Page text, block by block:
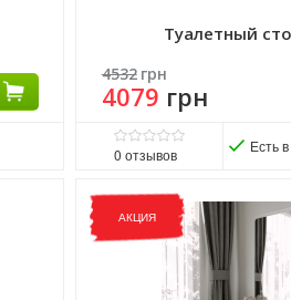
Туалетный
4532 грн
4079 грн
0 отзывов Есть
Матеріал фасаду:
Виробник:
Мир Мебели
Матеріал:
ДСП
Матеріал каркасу: ДСП
АКЦИЯ